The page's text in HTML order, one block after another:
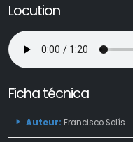
Locution
Ficha técnica
Auteur: Francisco Solís